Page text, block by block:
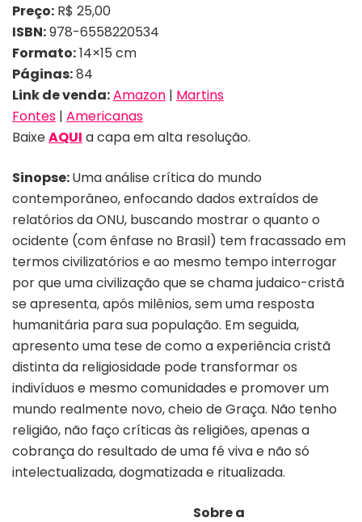
Preço: R$ 25,00
ISBN:978-6558220534
Formato:14×15 cm
Páginas:84
Link de venda:Amazon | Martins
Fontes | Americanas
BaixeAQUI a capa em alta resolução.
Sinopse:Uma análise crítica do mundo
contemporâneo, enfocando dados extraídos de
relatórios da ONU, buscando mostrar o quanto o
ocidente (com ênfase no Brasil) tem fracassado em
termos civilizatórios e ao mesmo tempo interrogar
por que uma civilização que se chama judaico-cristã
se apresenta, após milênios, sem uma resposta
humanitária para sua população. Em seguida,
apresento uma tese de como a experiência cristã
distinta da religiosidade pode transformar os
indivíduos e mesmo comunidades e promover um
mundo realmente novo, cheio de Graça. Não tenho
religião, não faço críticas às religiões, apenas a
cobrança do resultado de uma fé viva e não só
intelectualizada, dogmatizada e ritualizada.
Sobre a